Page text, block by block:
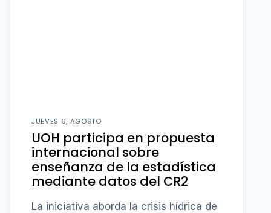
JUEVES 6, AGOSTO
UOH participa en propuesta
internacional sobre
enseñanza de la estadística
mediante datos del CR2
La iniciativa aborda la crisis hídrica de